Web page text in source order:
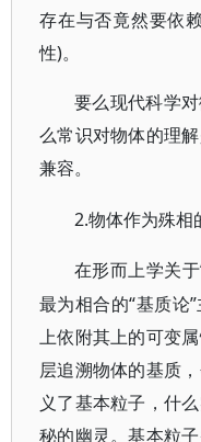
存在与否竟然要依
性)。
要么现代科学
么常识对物体的理
兼容。
2.物体作为殊相
在形而上学关于
最为相合的“基质论
上依附其上的可变
层追溯物体的基质
义了基本粒子，什
秘的幽灵。基本粒